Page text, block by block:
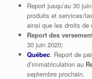
Report jusqu’au 30
produits et services/
ainsi que les droits de
Report des
30 juin 2020;
Québec. Report de
d’immatriculation au
septembre prochain.